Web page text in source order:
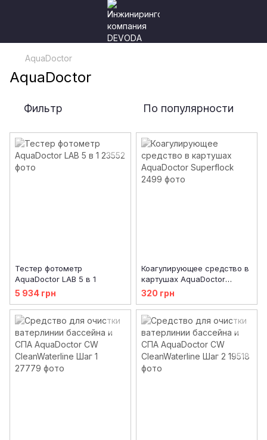
AquaDoctor
AquaDoctor
Фильтр По популярности
Тестер фотометр
AquaDoctor LAB 5 в 1
5 934 грн
Коагулирующее средство в
картушах AquaDoctor
Superflock
320 грн